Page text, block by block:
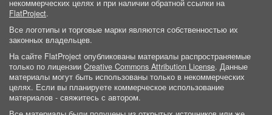
некоммерческих целях и при наличии обратной ссылки на
FlatProject.
Все логотипы и торговые марки являются собственностью их
законных владельцев.
На сайте FlatProject опубликованы материалы распространяемые
только по лицензии Creative Commons Attribution License. Данные
материалы могут быть использованы только в некоммерческих
целях. Если вы планируете коммерческое использование
материалов - свяжитесь с автором.